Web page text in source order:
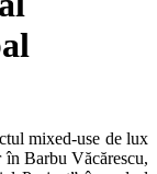
mixed-use de lux
Barbu Văcărescu,